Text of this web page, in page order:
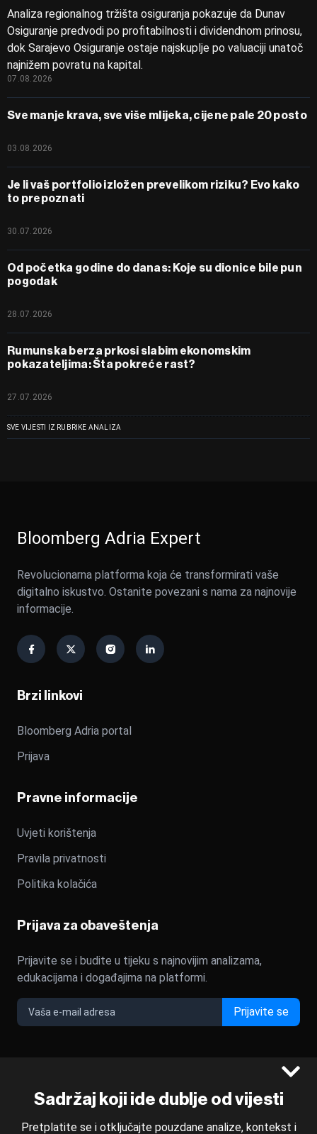
Analiza regionalnog tržišta osiguranja pokazuje da Dunav
Osiguranje predvodi po profitabilnosti i dividendnom prinosu,
dok Sarajevo Osiguranje ostaje najskuplje po valuaciji unatoč
najnižem povratu na kapital.
07.08.2026
Sve manje krava, sve više mlijeka, cijene pale 20 posto
03.08.2026
Je li vaš portfolio izložen prevelikom riziku? Evo kako
to prepoznati
30.07.2026
Od početka godine do danas: Koje su dionice bile pun
pogodak
28.07.2026
Rumunska berza prkosi slabim ekonomskim
pokazateljima: Šta pokreće rast?
27.07.2026
SVE VIJESTI IZ RUBRIKE ANALIZA
Sadržaj koji ide dublje od vijesti
Pretplatite se i otključajte pouzdane analize, kontekst i
Bloomberg Adria Expert
Revolucionarna platforma koja će transformirati vaše
digitalno iskustvo. Ostanite povezani s nama za najnovije
informacije.
Brzi linkovi
Bloomberg Adria portal
Prijava
Pravne informacije
Uvjeti korištenja
Pravila privatnosti
Politika kolačića
Prijava za obaveštenja
Prijavite se i budite u tijeku s najnovijim analizama,
edukacijama i događajima na platformi.
Prijavite se
©2022 - 2026 Bloomberg L.P. All Rights Reserved. BLOOMBERG
and the BLOOMBERG logo are registered trademarks and